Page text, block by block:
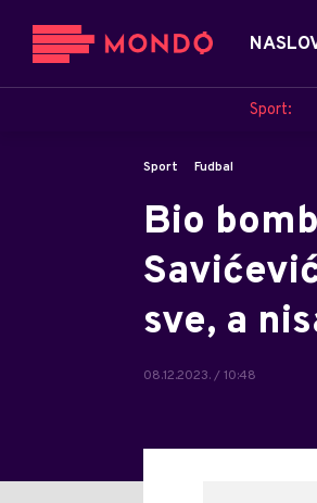
Sport:
Sport Fudbal
Bio
sve, a
08.12.2023. / 10:48